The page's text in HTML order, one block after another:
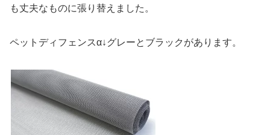
も丈夫なものに張り替えました。
ペットディフェンスα↓グレーとブラックがあります。